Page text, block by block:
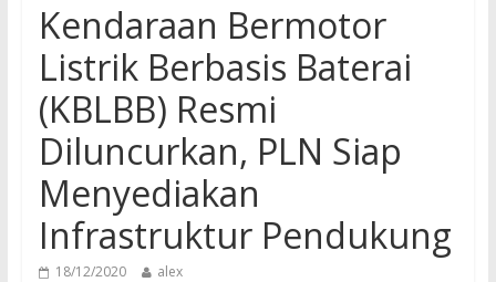
Kendaraan Bermotor
Listrik Berbasis Baterai
(KBLBB) Resmi
Diluncurkan, PLN Siap
Menyediakan
Infrastruktur Pendukung
18/12/2020 alex